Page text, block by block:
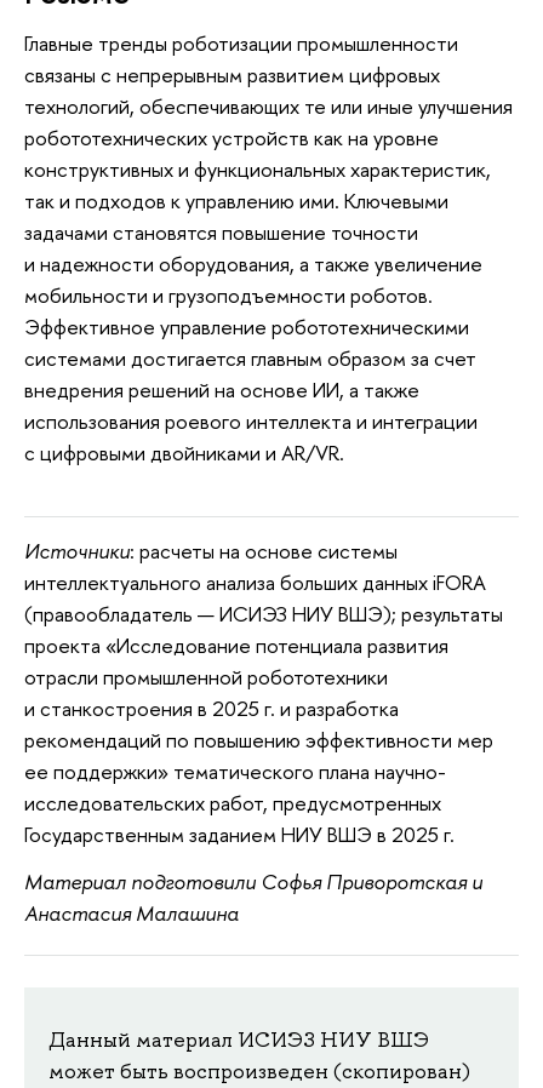
Главные тренды роботизации промышленности
связаны с непрерывным развитием цифровых
технологий, обеспечивающих те или иные улучшения
робототехнических устройств как на уровне
конструктивных и функциональных характеристик,
так и подходов к управлению ими. Ключевыми
задачами становятся повышение точности
и надежности оборудования, а также увеличение
мобильности и грузоподъемности роботов.
Эффективное управление робототехническими
системами достигается главным образом за счет
внедрения решений на основе ИИ, а также
использования роевого интеллекта и интеграции
с цифровыми двойниками и AR/VR.
Источники: расчеты на основе системы
интеллектуального анализа больших данных iFORA
(правообладатель — ИСИЭЗ НИУ ВШЭ); результаты
проекта «Исследование потенциала развития
отрасли промышленной робототехники
и станкостроения в 2025 г. и разработка
рекомендаций по повышению эффективности мер
ее поддержки» тематического плана научно-
исследовательских работ, предусмотренных
Государственным заданием НИУ ВШЭ в 2025 г.
Материал подготовили Софья Приворотская и
Анастасия Малашина
Данный материал ИСИЭЗ НИУ ВШЭ
может быть воспроизведен (скопирован)